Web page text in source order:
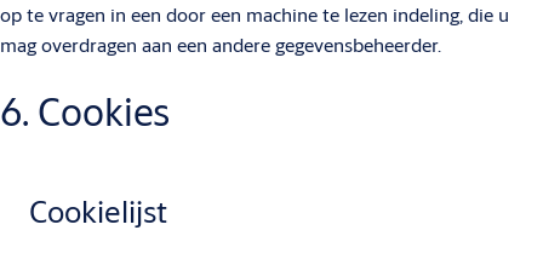
op te vragen in een door een machine te lezen indeling, die u
mag overdragen aan een andere gegevensbeheerder.
6. Cookies
Cookielijst